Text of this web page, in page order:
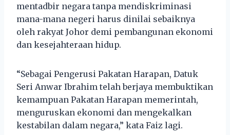
mentadbir negara tanpa mendiskriminasi
mana-mana negeri harus dinilai sebaiknya
oleh rakyat Johor demi pembangunan ekonomi
dan kesejahteraan hidup.
“Sebagai Pengerusi Pakatan Harapan, Datuk
Seri Anwar Ibrahim telah berjaya membuktikan
kemampuan Pakatan Harapan memerintah,
menguruskan ekonomi dan mengekalkan
kestabilan dalam negara,” kata Faiz lagi.